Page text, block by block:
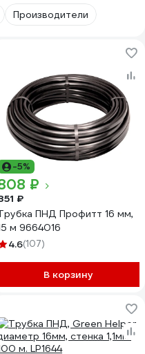
Производители
-5%
₽
₽
ПНД Профитт 16 мм,
м 9664016
4.6(107)
В корзину